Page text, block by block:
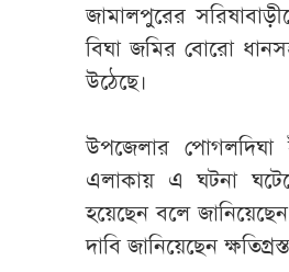
জামালপুরের
বিঘা জমির বোরো
উঠেছে।
উপজেলার
এলাকায় এ ঘটনা
হয়েছেন বলে
দাবি জানিয়েছেন